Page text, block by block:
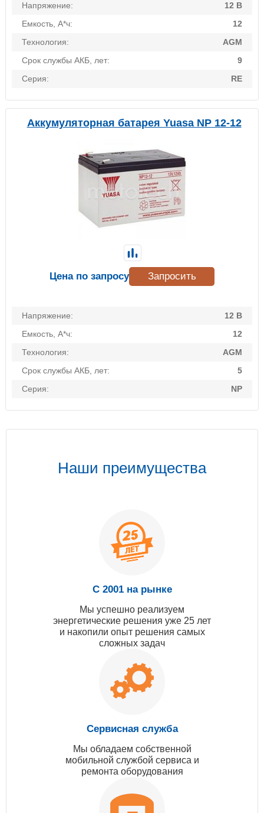
Напряжение:
12 В
Емкость, А*ч:
12
Технология:
AGM
Срок службы АКБ, лет:
9
Серия:
RE
Аккумуляторная батарея Yuasa NP 12-12
Напряжение:
12 В
Емкость, А*ч:
12
Технология:
AGM
Срок службы АКБ, лет:
5
Серия:
NP
Цена по запросу Запросить
Наши преимущества
С 2001 на рынке
Мы успешно реализуем
энергетические решения уже 25 лет
и накопили опыт решения самых
сложных задач
Сервисная служба
Мы обладаем собственной
мобильной службой сервиса и
ремонта оборудования